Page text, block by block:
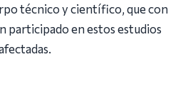
técnico y científico, que con
participado en estos estudios